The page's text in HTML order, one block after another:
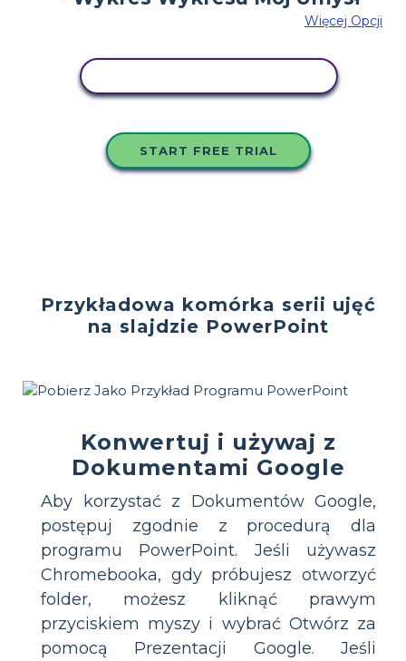
Więcej Opcji
START FREE TRIAL
Przykładowa komórka serii ujęć
na slajdzie PowerPoint
Konwertuj i używaj z
Dokumentami Google
Aby korzystać z Dokumentów Google,
postępuj zgodnie z procedurą dla
programu PowerPoint. Jeśli używasz
Chromebooka, gdy próbujesz otworzyć
folder, możesz kliknąć prawym
przyciskiem myszy i wybrać Otwórz za
pomocą Prezentacji Google. Jeśli